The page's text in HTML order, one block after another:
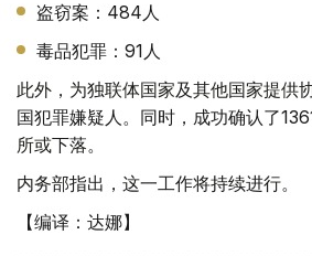
盗窃案：484人
毒品犯罪：91人
此外，为独联体国家及其他国家提供
国犯罪嫌疑人。同时，成功确认了
所或下落。
内务部指出，这一工作将持续进行。
【编译：达娜】